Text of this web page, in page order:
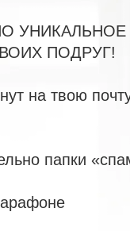
ПОДРУГ!
на твою
папки